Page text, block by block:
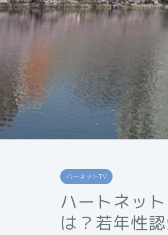
ハーネットTV
ハートネッ
は？若年性